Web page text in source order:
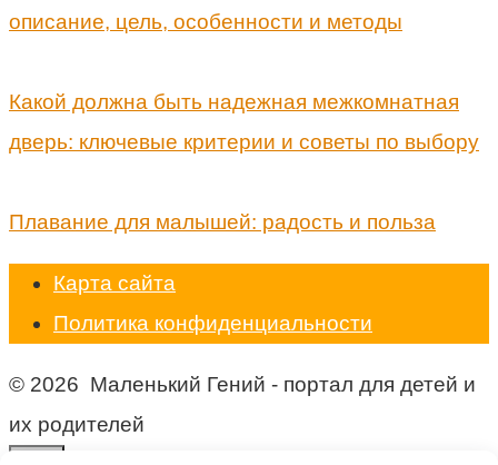
описание, цель, особенности и методы
Какой должна быть надежная межкомнатная
дверь: ключевые критерии и советы по выбору
Плавание для малышей: радость и польза
Карта сайта
Политика конфиденциальности
© 2026 Маленький Гений - портал для детей и
их родителей